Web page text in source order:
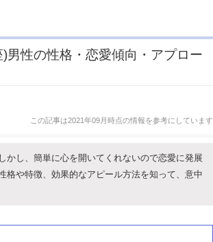
男性の性格・恋愛傾向・アプロー
この記事は2021年09月時点の情報を参考にしています
かし、簡単に心を開いてくれないので恋愛に発展
格や特徴、効果的なアピール方法を知って、意中